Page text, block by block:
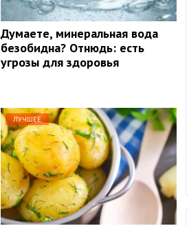
Думаете, минеральная вода
безобидна? Отнюдь: есть
угрозы для здоровья
ЛУЧШЕЕ